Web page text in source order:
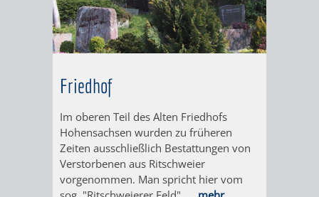
KINDER
STÄRKEN"
VORMERKVERFAHREN
FÜR
DIE
PLATZVERGABE
FERIENANGEBOTE
TIPPS
&
TREFFS
/
FERIENBETREUUNG
A
BIS
Z
AUSLEIHE
MEDIENANGEBOTE
ONLINE-
DEN
STADTTEILEN
LIVE“
AM
WINDECKPLATZ
Friedhof
Im oberen Teil des Alten Friedhofs
Hohensachsen wurden zu früheren
Zeiten ausschließlich Bestattungen von
Verstorbenen aus Ritschweier
vorgenommen. Man spricht hier vom